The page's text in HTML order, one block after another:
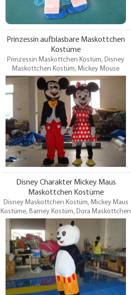
Prinzessin aufblasbare Maskottchen
Kostüme
Prinzessin Maskottchen Kostüm, Disney
Maskottchen Kostüm, Mickey Mouse
Kostüme, Barney Kostüm, Dora Maskottchen
Kostüm, Kongfu Panda, Grauer Wolf, Hellon
Kitty Maskottchen Kostüm. Die Kostüm-
Maskottchen gelten für Promotions,
Vergnügungen, Themenparks,
Karnevalspartys, Festivals, Vermietung und
andere Veranstaltungen. OEM / ODM ist
willkommen.
Disney Charakter Mickey Maus
Maskottchen Kostüme
Disney Maskottchen Kostüm, Mickey Maus
Kostüme, Barney Kostüm, Dora Maskottchen
Kostüm, Kongfu Panda, Grau Wolf, Hölle
Kitty Maskottchen Kostüm. Die Kostüm-
Maskaden gelten für Promotionen,
Vergnügungen, Themenparks,
Karnevalsfeiern, Festival, Verleih und andere
Veranstaltungen.Oem / odmist willkommen.